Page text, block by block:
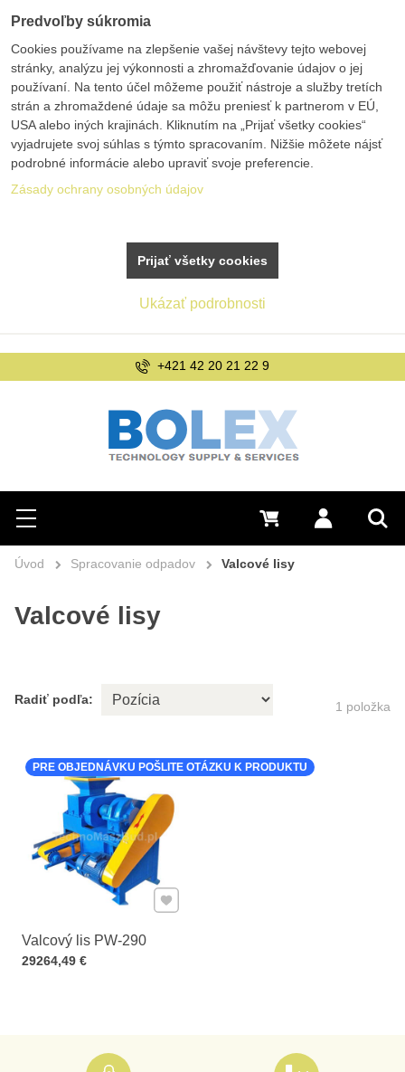
Hľadať
Menu Prihlásiť sa
0 €
Úvod Spracovanie odpadov Valcové lisy
Valcové lisy
Radiť podľa: 1 položka
Valcový lis PW-290
Cena s DPH
29264,49 €
PRE OBJEDNÁVKU POŠLITE OTÁZKU K PRODUKTU
Pridať k Obľúbeným
Predvoľby súkromia
Cookies používame na zlepšenie vašej návštevy tejto webovej
stránky, analýzu jej výkonnosti a zhromažďovanie údajov o jej
používaní. Na tento účel môžeme použiť nástroje a služby tretích
strán a zhromaždené údaje sa môžu preniesť k partnerom v EÚ,
USA alebo iných krajinách. Kliknutím na „Prijať všetky cookies“
vyjadrujete svoj súhlas s týmto spracovaním. Nižšie môžete nájsť
podrobné informácie alebo upraviť svoje preferencie.
Zásady ochrany osobných údajov
Ukázať podrobnosti
Prijať všetky cookies